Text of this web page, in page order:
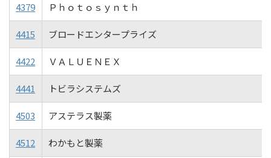
4379 Ｐｈｏｔｏｓｙｎｔｈ
4415 ブロードエンタープライズ
4422 ＶＡＬＵＥＮＥＸ
4441 トビラシステムズ
4503 アステラス製薬
4512 わかもと製薬